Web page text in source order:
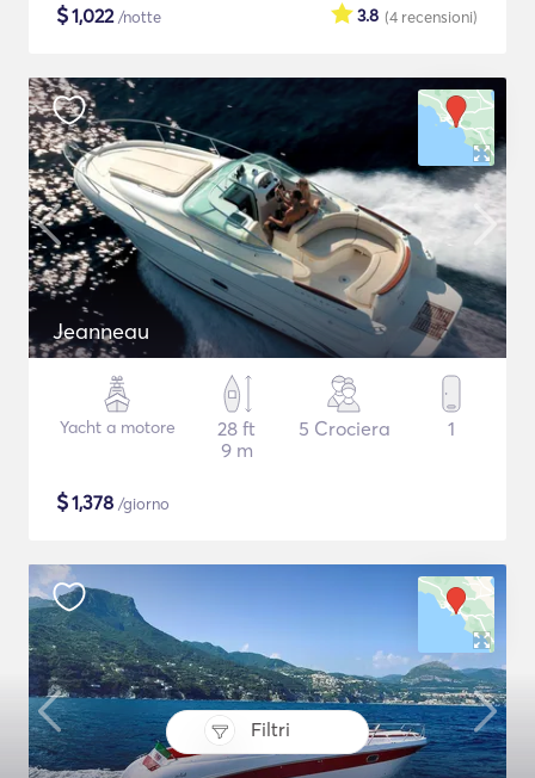
Filtri
$1,022/notte (4 recensioni)
3.8
Jeanneau
Yacht a motore
28 ft
9 m
5 Crociera 1
$1,378 /giorno